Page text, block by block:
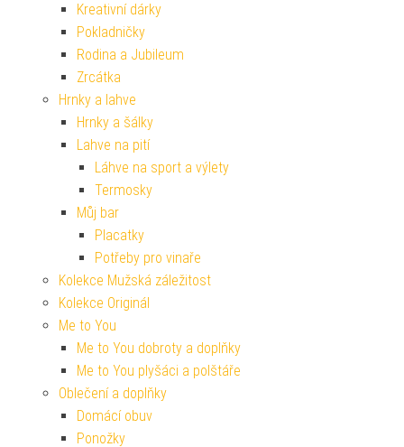
Kreativní dárky
Pokladničky
Rodina a Jubileum
Zrcátka
Hrnky a lahve
Hrnky a šálky
Lahve na pití
Láhve na sport a výlety
Termosky
Můj bar
Placatky
Potřeby pro vinaře
Kolekce Mužská záležitost
Kolekce Originál
Me to You
Me to You dobroty a doplňky
Me to You plyšáci a polštáře
Oblečení a doplňky
Domácí obuv
Ponožky